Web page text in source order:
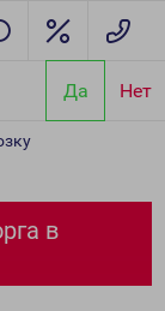
Да Нет
в